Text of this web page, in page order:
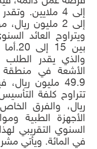
ويتراوح العائد
بين
والذي يقدر
ريال، والفرق
الأجهزة الطبية
في المائة. ويأتي